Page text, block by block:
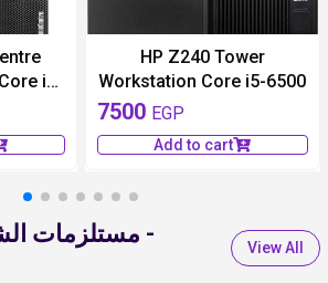
i5-
HP Z240 Tower
Workstation Core i5-6500
7500 EGP
Add to cart
مستلزمات
View All